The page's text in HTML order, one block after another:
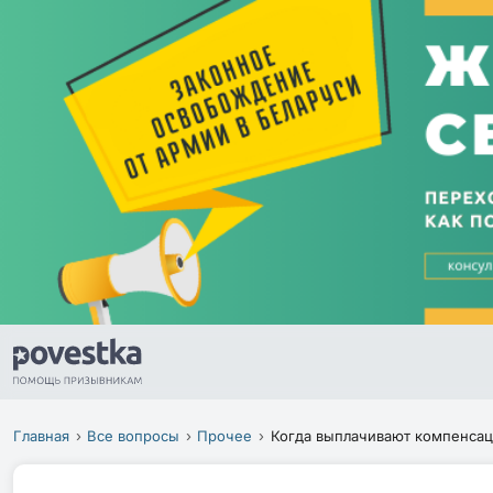
Главная Все вопросы Прочее Когда выплачивают